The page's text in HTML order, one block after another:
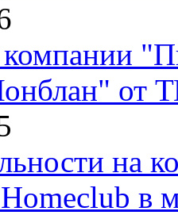
от
на
в